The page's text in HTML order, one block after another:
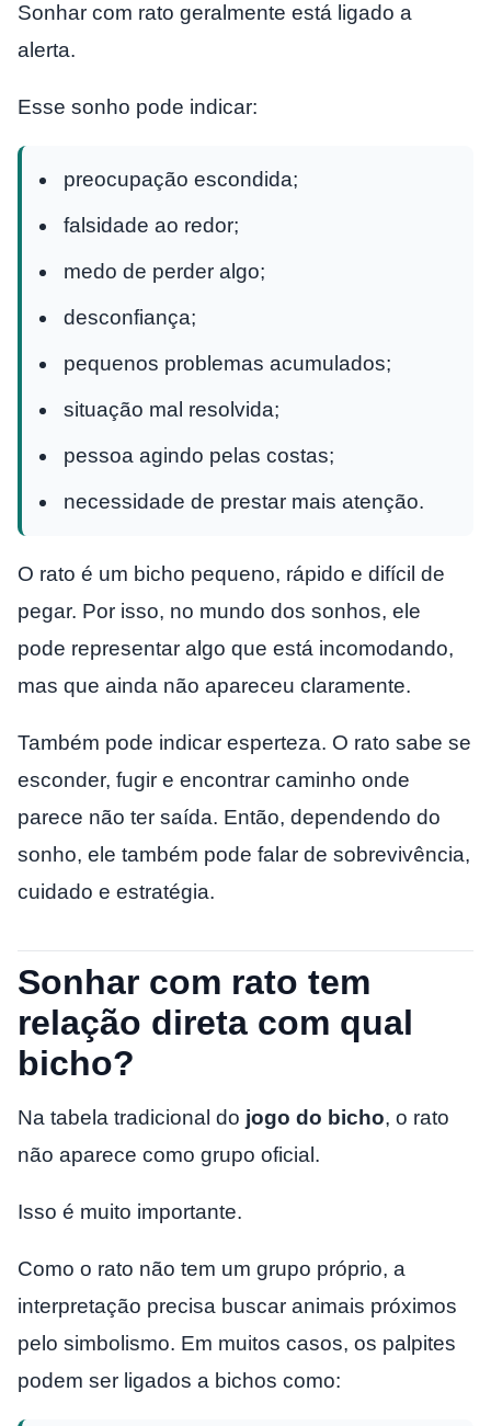
Sonhar com rato geralmente está ligado a
alerta.
Esse sonho pode indicar:
preocupação escondida;
falsidade ao redor;
medo de perder algo;
desconfiança;
pequenos problemas acumulados;
situação mal resolvida;
pessoa agindo pelas costas;
necessidade de prestar mais atenção.
O rato é um bicho pequeno, rápido e difícil de
pegar. Por isso, no mundo dos sonhos, ele
pode representar algo que está incomodando,
mas que ainda não apareceu claramente.
Também pode indicar esperteza. O rato sabe se
esconder, fugir e encontrar caminho onde
parece não ter saída. Então, dependendo do
sonho, ele também pode falar de sobrevivência,
cuidado e estratégia.
Sonhar com rato tem
relação direta com qual
bicho?
Na tabela tradicional do jogo do bicho, o rato
não aparece como grupo oficial.
Isso é muito importante.
Como o rato não tem um grupo próprio, a
interpretação precisa buscar animais próximos
pelo simbolismo. Em muitos casos, os palpites
podem ser ligados a bichos como: